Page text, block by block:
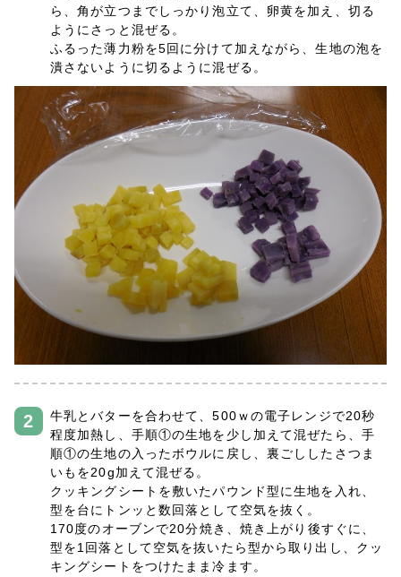
ら、角が立つまでしっかり泡立て、卵黄を加え、切る
ようにさっと混ぜる。
ふるった薄力粉を5回に分けて加えながら、生地の泡を
潰さないように切るように混ぜる。
牛乳とバターを合わせて、500ｗの電子レンジで20秒
程度加熱し、手順①の生地を少し加えて混ぜたら、手
順①の生地の入ったボウルに戻し、裏ごししたさつま
いもを20g加えて混ぜる。
クッキングシートを敷いたパウンド型に生地を入れ、
型を台にトンッと数回落として空気を抜く。
170度のオーブンで20分焼き、焼き上がり後すぐに、
型を1回落として空気を抜いたら型から取り出し、クッ
キングシートをつけたまま冷ます。